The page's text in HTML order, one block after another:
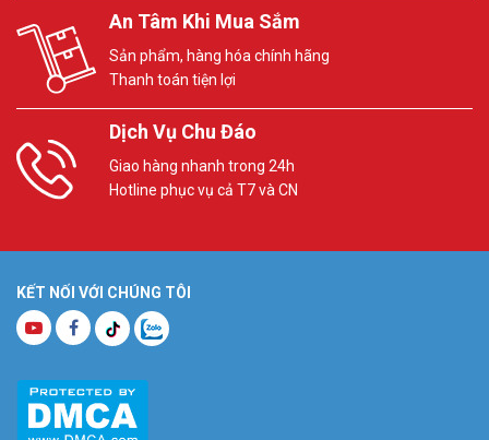
An Tâm Khi Mua Sắm
Sản phẩm, hàng hóa chính hãng
Thanh toán tiện lợi
Dịch Vụ Chu Đáo
Giao hàng nhanh trong 24h
Hotline phục vụ cả T7 và CN
KẾT NỐI VỚI CHÚNG TÔI